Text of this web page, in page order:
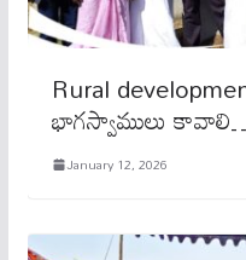
Rural
భాగస్వాములు
January 12, 2026